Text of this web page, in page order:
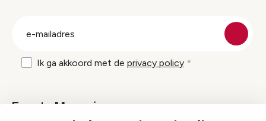
Ik ga akkoord met de privacy policy
Events Magazine